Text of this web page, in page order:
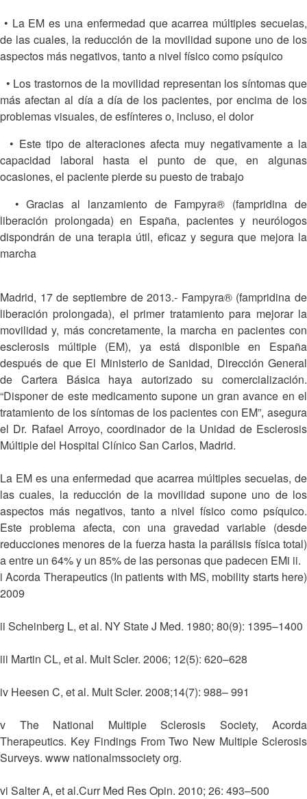
• La EM es una enfermedad que acarrea múltiples secuelas,
de las cuales, la reducción de la movilidad supone uno de los
aspectos más negativos, tanto a nivel físico como psíquico
• Los trastornos de la movilidad representan los síntomas que
más afectan al día a día de los pacientes, por encima de los
problemas visuales, de esfínteres o, incluso, el dolor
• Este tipo de alteraciones afecta muy negativamente a la
capacidad laboral hasta el punto de que, en algunas
ocasiones, el paciente pierde su puesto de trabajo
• Gracias al lanzamiento de Fampyra® (fampridina de
liberación prolongada) en España, pacientes y neurólogos
dispondrán de una terapia útil, eficaz y segura que mejora la
marcha
Madrid, 17 de septiembre de 2013.- Fampyra® (fampridina de
liberación prolongada), el primer tratamiento para mejorar la
movilidad y, más concretamente, la marcha en pacientes con
esclerosis múltiple (EM), ya está disponible en España
después de que El Ministerio de Sanidad, Dirección General
de Cartera Básica haya autorizado su comercialización.
“Disponer de este medicamento supone un gran avance en el
tratamiento de los síntomas de los pacientes con EM”, asegura
el Dr. Rafael Arroyo, coordinador de la Unidad de Esclerosis
Múltiple del Hospital Clínico San Carlos, Madrid.
La EM es una enfermedad que acarrea múltiples secuelas, de
las cuales, la reducción de la movilidad supone uno de los
aspectos más negativos, tanto a nivel físico como psíquico.
Este problema afecta, con una gravedad variable (desde
reducciones menores de la fuerza hasta la parálisis física total)
a entre un 64% y un 85% de las personas que padecen EMi ii.
i Acorda Therapeutics (In patients with MS, mobility starts here)
2009
ii Scheinberg L, et al. NY State J Med. 1980; 80(9): 1395–1400
iii Martin CL, et al. Mult Scler. 2006; 12(5): 620–628
iv Heesen C, et al. Mult Scler. 2008;14(7): 988– 991
v The National Multiple Sclerosis Society, Acorda
Therapeutics. Key Findings From Two New Multiple Sclerosis
Surveys. www nationalmssociety org.
vi Salter A, et al.Curr Med Res Opin. 2010; 26: 493–500